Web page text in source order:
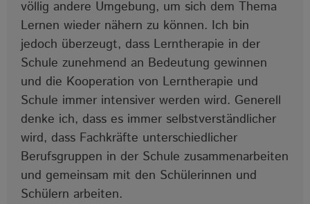
völlig andere Umgebung, um sich dem Thema
Lernen wieder nähern zu können. Ich bin
jedoch überzeugt, dass Lerntherapie in der
Schule zunehmend an Bedeutung gewinnen
und die Kooperation von Lerntherapie und
Schule immer intensiver werden wird. Generell
denke ich, dass es immer selbstverständlicher
wird, dass Fachkräfte unterschiedlicher
Berufsgruppen in der Schule zusammenarbeiten
und gemeinsam mit den Schülerinnen und
Schülern arbeiten.